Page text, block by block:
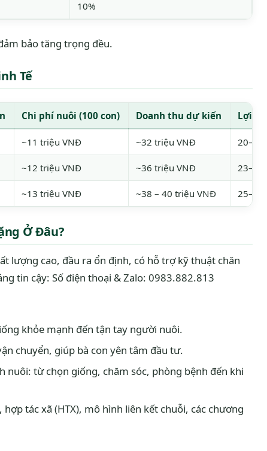
10%
bảo tăng trọng đều.
Tế
Chi phí nuôi (100 con) Doanh thu dự kiến Lợi
~11 triệu VNĐ ~32 triệu VNĐ 20–21
~12 triệu VNĐ ~36 triệu VNĐ 23–24
~13 triệu VNĐ ~38 – 40 triệu VNĐ 25–27
Ở Đâu?
lượng cao, đầu ra ổn định, có hỗ trợ kỹ thuật chăn
tin cậy: Số điện thoại & Zalo: 0983.882.813
khỏe mạnh đến tận tay người nuôi.
chuyển, giúp bà con yên tâm đầu tư.
từ chọn giống, chăm sóc, phòng bệnh đến khi
tác xã (HTX), mô hình liên kết chuỗi, các chương